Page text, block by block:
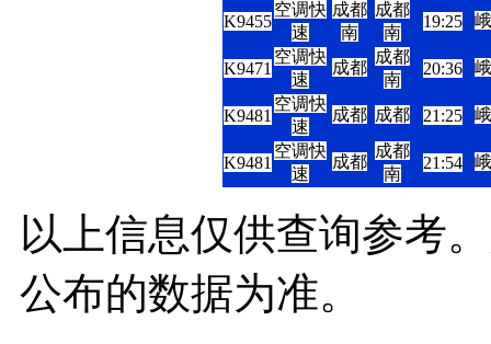
K9455
空调快
速
成都
南
成都
南
19:25
K9471
空调快
速
成都
成都
南
20:36
K9481
空调快
速
成都 成都 21:25
K9481
空调快
速
成都
成都
南
21:54
以上信息仅供查询参考
公布的数据为准。